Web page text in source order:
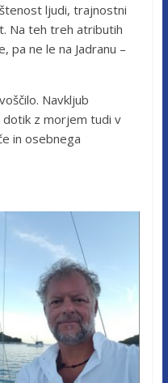
ljudi, trajnostni
Na teh treh atributih
pa ne le na Jadranu –
Navkljub
dotik z morjem tudi v
in osebnega